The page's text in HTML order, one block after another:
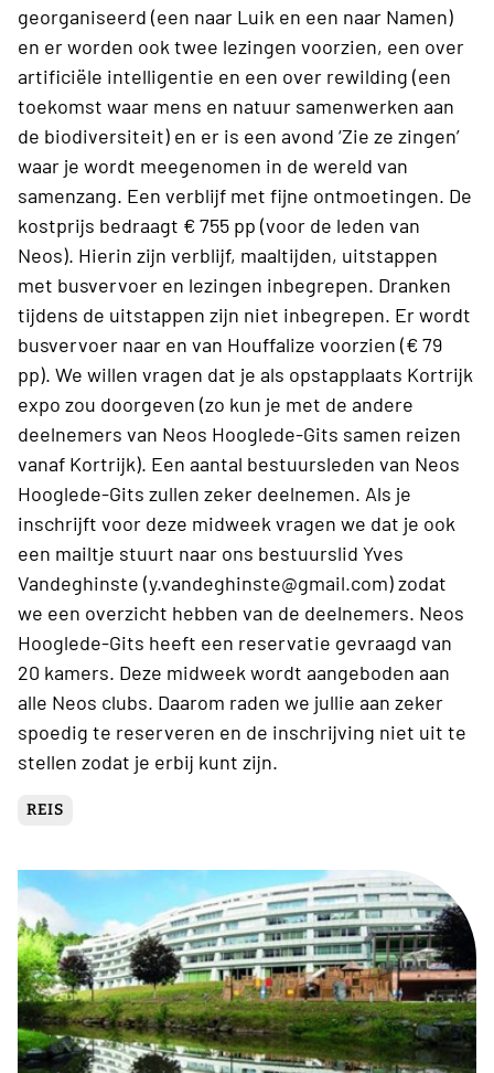
georganiseerd (een naar Luik en een naar Namen)
en er worden ook twee lezingen voorzien, een over
artificiële intelligentie en een over rewilding (een
toekomst waar mens en natuur samenwerken aan
de biodiversiteit) en er is een avond ‘Zie ze zingen’
waar je wordt meegenomen in de wereld van
samenzang. Een verblijf met fijne ontmoetingen. De
kostprijs bedraagt € 755 pp (voor de leden van
Neos). Hierin zijn verblijf, maaltijden, uitstappen
met busvervoer en lezingen inbegrepen. Dranken
tijdens de uitstappen zijn niet inbegrepen. Er wordt
busvervoer naar en van Houffalize voorzien (€ 79
pp). We willen vragen dat je als opstapplaats Kortrijk
expo zou doorgeven (zo kun je met de andere
deelnemers van Neos Hooglede-Gits samen reizen
vanaf Kortrijk). Een aantal bestuursleden van Neos
Hooglede-Gits zullen zeker deelnemen. Als je
inschrijft voor deze midweek vragen we dat je ook
een mailtje stuurt naar ons bestuurslid Yves
Vandeghinste (y.vandeghinste@gmail.com) zodat
we een overzicht hebben van de deelnemers. Neos
Hooglede-Gits heeft een reservatie gevraagd van
20 kamers. Deze midweek wordt aangeboden aan
alle Neos clubs. Daarom raden we jullie aan zeker
spoedig te reserveren en de inschrijving niet uit te
stellen zodat je erbij kunt zijn.
REIS